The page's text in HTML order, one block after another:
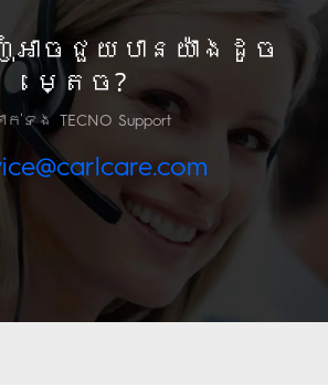
អាចជួយបានយ៉ាងដូច
ម្តេច?
ាក់ទង TECNO Support